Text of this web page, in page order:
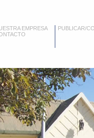
EMPRESA
PUBLICAR/